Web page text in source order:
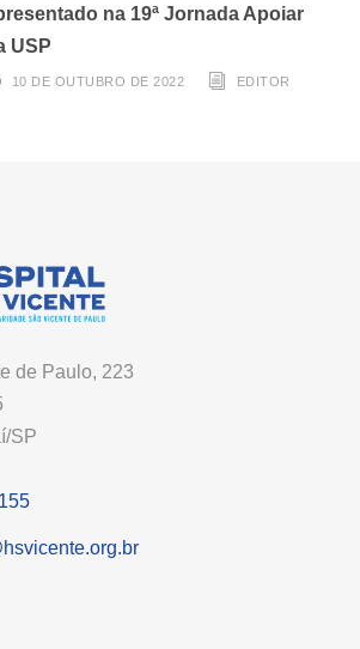
na 19ª Jornada Apoiar
USP
10 DE OUTUBRO DE 2022 EDITOR
de Paulo, 223
SP